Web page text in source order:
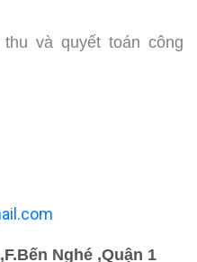
và quyết toán công
Nghé ,Quận 1